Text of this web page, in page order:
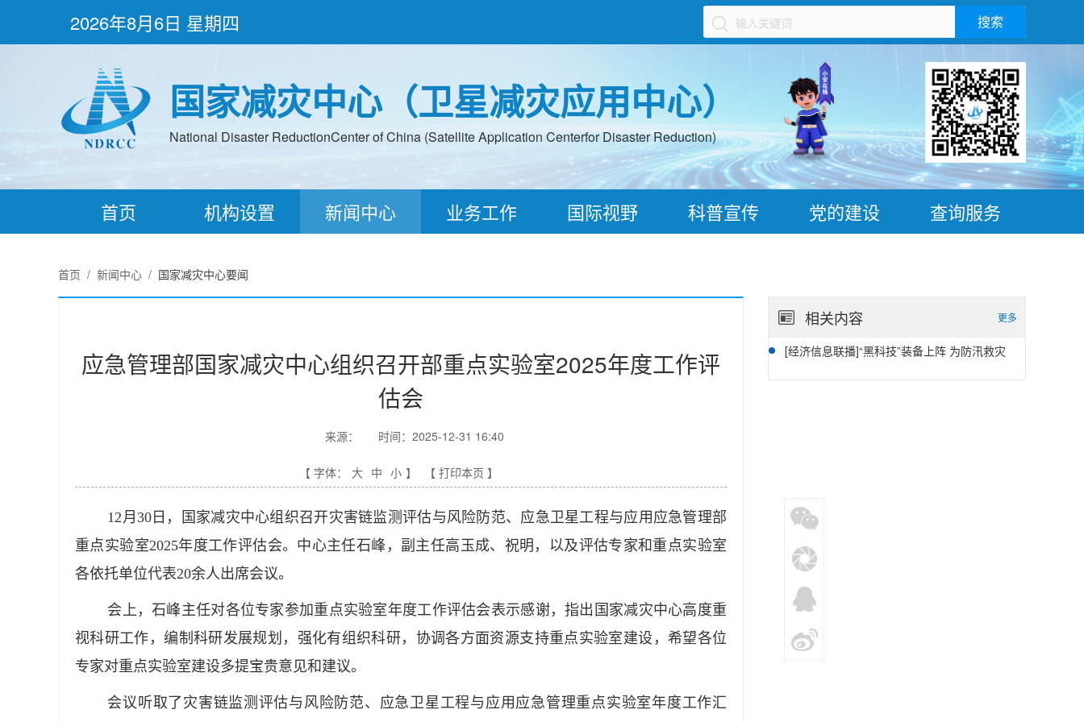
2026年8月6日 星期四 搜索
国家减灾中心（卫星减灾应用中心）
National Disaster ReductionCenter of China (Satellite Application Centerfor Disaster Reduction)
首页 机构设置 新闻中心 业务工作 国际视野 科普宣传 党的建设 查询服务
首页 / 新闻中心 / 国家减灾中心要闻
应急管理部国家减灾中心组织召开部重点实验室2025年度工作评
估会
来源： 时间：2025-12-31 16:40
【 字体： 大 中 小 】 【 打印本页 】
12月30日，国家减灾中心组织召开灾害链监测评估与风险防范、应急卫星工程与应用应急管理部
重点实验室2025年度工作评估会。中心主任石峰，副主任高玉成、祝明，以及评估专家和重点实验室
各依托单位代表20余人出席会议。
会上，石峰主任对各位专家参加重点实验室年度工作评估会表示感谢，指出国家减灾中心高度重
视科研工作，编制科研发展规划，强化有组织科研，协调各方面资源支持重点实验室建设，希望各位
专家对重点实验室建设多提宝贵意见和建议。
会议听取了灾害链监测评估与风险防范、应急卫星工程与应用应急管理重点实验室年度工作汇
相关内容 更多
[经济信息联播]“黑科技”装备上阵 为防汛救灾